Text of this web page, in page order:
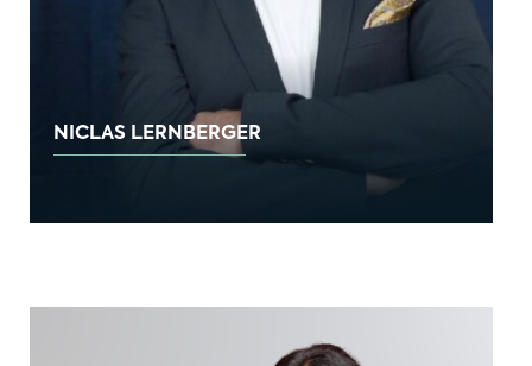
NICLAS LERNBERGER